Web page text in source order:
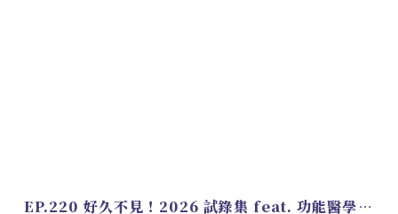
EP.220 好久不見！2026 試錄集 feat. 功能醫學營養師 美寶